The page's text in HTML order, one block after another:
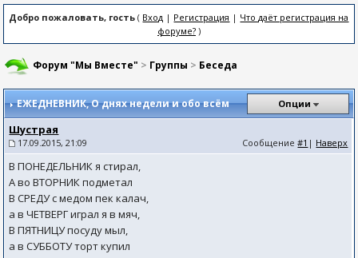
Добро пожаловать, гость ( Вход | Регистрация | Что даёт регистрация на
форуме?)
Форум "Мы Вместе" > Группы > Беседа
ЕЖЕДНЕВНИК, О днях недели и обо всём Опции
Шустрая
17.09.2015, 21:09 Сообщение#1 | Наверх
В ПОНЕДЕЛЬНИК я стирал,
А во ВТОРНИК подметал
В СРЕДУ с медом пек калач,
а в ЧЕТВЕРГ играл я в мяч,
В ПЯТНИЦУ посуду мыл,
а в СУББОТУ торт купил